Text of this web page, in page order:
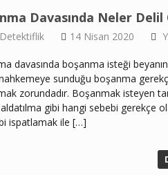
Davasında Neler Delil
14 Nisan 2020
davasında boşanma isteği
sunduğu boşanma
zorundadır. Boşanmak isteyen
gibi hangi sebebi gerekçe
ispatlamak ile […]